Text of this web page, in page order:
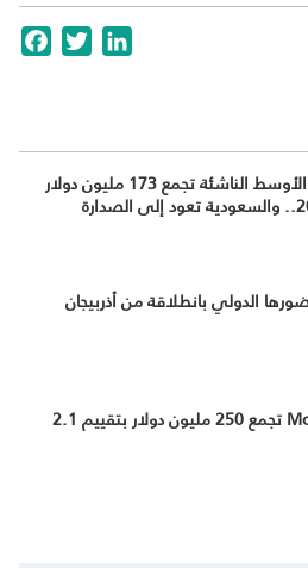
TwitterLinkedIn
شركات الشرق الأوسط الناشئة تجمع 173 مليون دولار
الدولي بانطلاقة من أذربيجان
الإماراتية Moove تجمع 250 مليون دولار بتقييم 2.1